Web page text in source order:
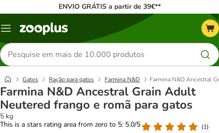
ENVIO GRÁTIS a partir de 39€**
Menu
Pesquisar
produtos
Gatos Ração para gatos Farmina N&D Farmina N&D Ancestral
Farmina N&D Ancestral Grain Adult
Neutered frango e romã para gatos
5 kg
This is a stars rating area from zero to 5: 5.0/5
(1)